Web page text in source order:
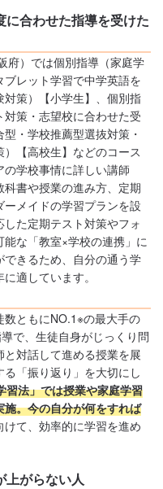
合わせた指導を受けた
府）では個別指導（家庭学
レット学習で中学英語を
策）【小学生】、個別指
策・志望校に合わせた受
・学校推薦型選抜対策・
【高校生】などのコース
学校事情に詳しい講師
書や授業の進み方、定期
メイドの学習プランを設
た定期テスト対策やフォ
な「教室×学校の連携」に
きるため、自分の通う学
適しています。
ともにNO.1※の最大手の
で、生徒自身がじっくり問
対話して進める授業を展
「振り返り」を大切にし
習法」では授業や家庭学習
。今の自分が何をすれば
て、効率的に学習を進め
上がらない人